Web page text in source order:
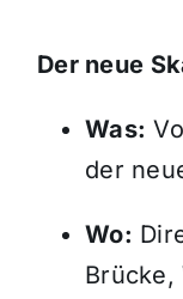
Der neue
Was:
der
Wo:
Brücke,